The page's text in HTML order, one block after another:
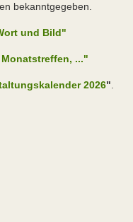
bekanntgegeben.
und Bild"
..."
2026"